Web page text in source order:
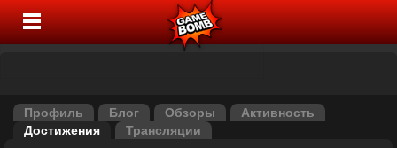
Профиль Блог Обзоры
Активность
Достижения
Трансляции